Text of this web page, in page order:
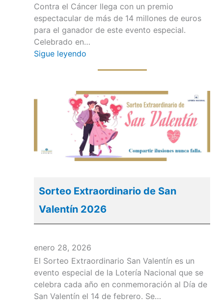
Contra el Cáncer llega con un premio
espectacular de más de 14 millones de euros
para el ganador de este evento especial.
Celebrado en…
Sigue leyendo
Sorteo Extraordinario de San
Valentín 2026
enero 28, 2026
El Sorteo Extraordinario San Valentín es un
evento especial de la Lotería Nacional que se
celebra cada año en conmemoración al Día de
San Valentín el 14 de febrero. Se…